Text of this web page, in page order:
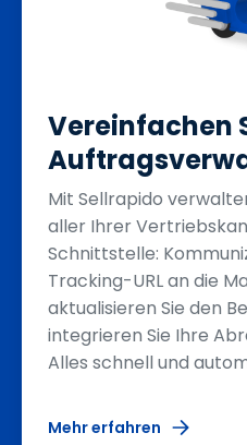
Vereinfachen
Mit Sellrapido
aller Ihrer
Schnittstelle:
Tracking-URL an die
aktualisieren Sie den
integrieren Sie Ihre
Alles schnell und
Mehr erfahren